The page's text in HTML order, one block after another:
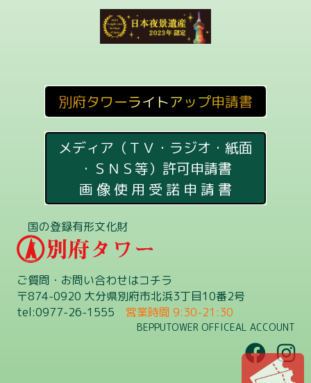
別府タワーライトアップ申請書
メディア（ＴＶ・ラジオ・紙面
・ＳＮＳ等）許可申請書
画 像 使 用 受 諾 申 請 書
国の登録有形文化財
ご質問・お問い合わせはコチラ
〒874-0920 大分県別府市北浜3丁目10番2号
tel:0977-26-1555
営業時間 9:30-21:30
BEPPUTOWER OFFICEAL ACCOUNT